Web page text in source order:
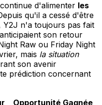
d'alimenter les
qu'il a cessé d'être
Y2J n'a toujours pas fait
son retour
Raw ou Friday Night
mais la situation
son avenir
prédiction concernant
Opportunité Gagnée